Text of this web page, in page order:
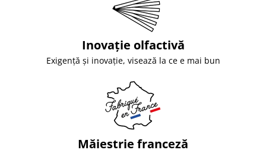
Inovație olfactivă
Exigență și inovație, visează la ce e mai bun
Măiestrie franceză